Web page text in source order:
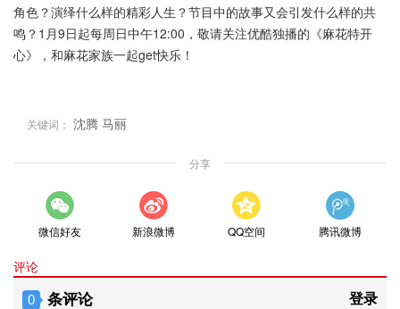
角色？演绎什么样的精彩人生？节目中的故事又会引发什么样的共
鸣？1月9日起每周日中午12:00，敬请关注优酷独播的《麻花特开
心》，和麻花家族一起get快乐！
关键词： 沈腾 马丽
分享
微信好友 新浪微博 QQ空间 腾讯微博
评论
0 条评论 登录